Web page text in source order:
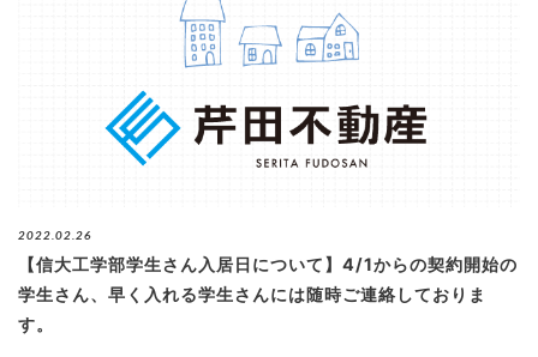
2022.02.26
【信大工学部学生さん入居日について】4/1からの契約開始の
学生さん、早く入れる学生さんには随時ご連絡しておりま
す。